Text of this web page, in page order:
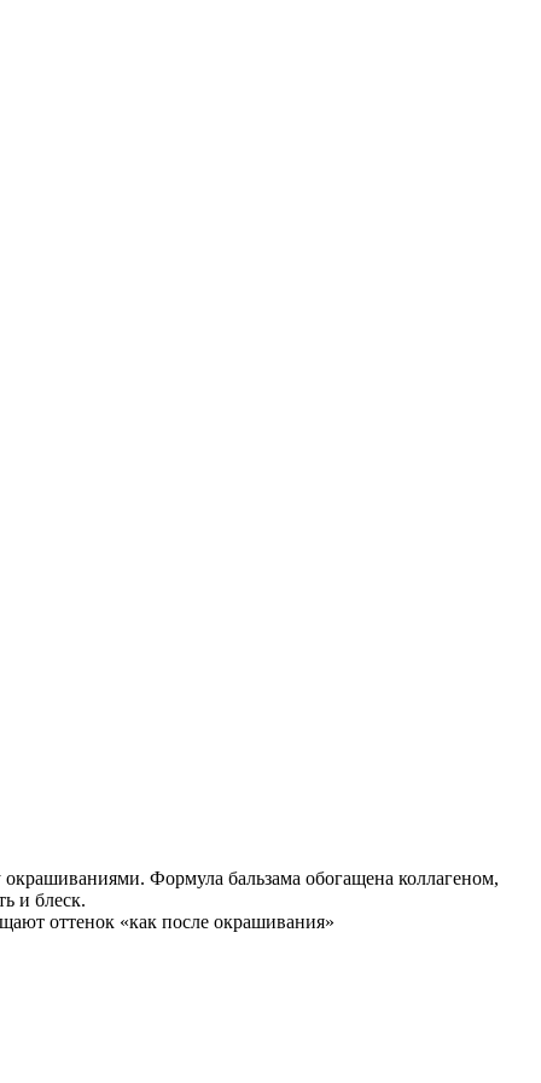
Формула бальзама обогащена коллагеном,
и блеск.
оттенок «как после окрашивания»